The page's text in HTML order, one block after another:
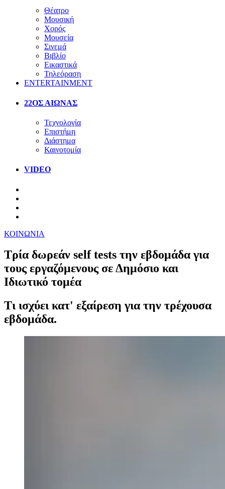
Θέατρο
Μουσική
Χορός
Μουσεία
Σινεμά
Βιβλίο
Εικαστικά
Τηλεόραση
ENTERTAINMENT
22ΟΣ ΑΙΩΝΑΣ
Τεχνολογία
Επιστήμη
Διάστημα
Καινοτομία
VIDEO
ΚΟΙΝΩΝΙΑ
Τρία δωρεάν self tests την εβδομάδα για
τους εργαζόμενους σε Δημόσιο και
Ιδιωτικό τομέα
Τι ισχύει κατ' εξαίρεση για την τρέχουσα
εβδομάδα.